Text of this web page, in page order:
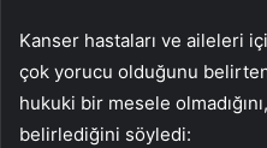
Kanser hastaları ve aileleri
çok yorucu olduğunu
hukuki bir mesele
belirlediğini söyledi: